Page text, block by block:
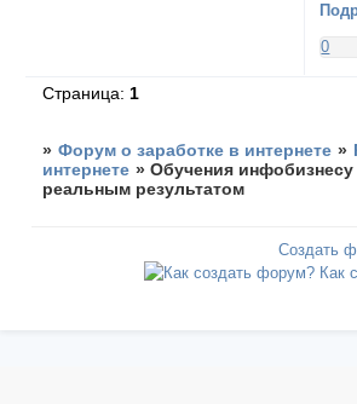
0
Страница:1
» Форум о заработке в интернете »
интернете »Обучения
реальным результатом
Создать